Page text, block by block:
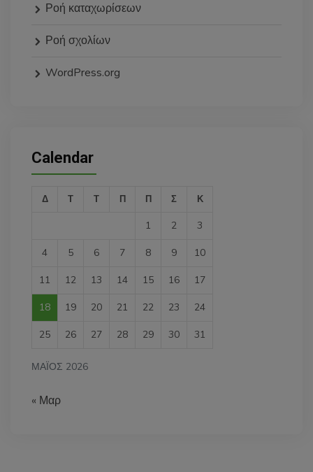
Ροή καταχωρίσεων
Ροή σχολίων
WordPress.org
Calendar
ΜΆΙΟΣ 2026
Δ Τ Τ Π Π Σ Κ
1 2 3
4 5 6 7 8 9 10
11 12 13 14 15 16 17
18 19 20 21 22 23 24
25 26 27 28 29 30 31
« Μαρ